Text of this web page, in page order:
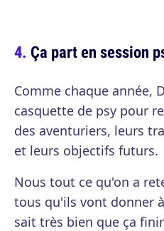
Ça part en session
Comme chaque année,
casquette de psy pour
des aventuriers, leurs
et leurs objectifs futurs.
Nous tout ce qu'on a
tous qu'ils vont donner
sait très bien que ça